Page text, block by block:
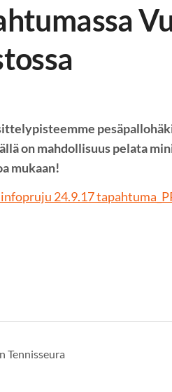
on mahdollisuus pelata
mukaan!
infopruju 24.9.17
Tennisseura